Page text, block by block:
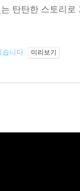
탄탄한 스토리
습니다. 미리보기